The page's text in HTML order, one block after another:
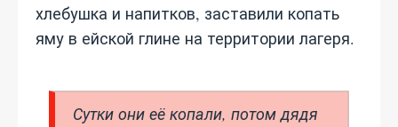
хлебушка и напитков, заставили копать
яму в ейской глине на территории лагеря.
Сутки они её копали, потом дядя